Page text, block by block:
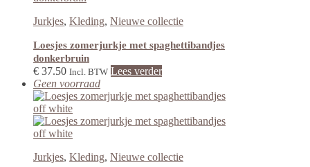
Jurkjes, Kleding, Nieuwe collectie
Loesjes zomerjurkje met spaghettibandjes
donkerbruin
€ 37.50 Incl. BTW Lees verder
Geen voorraad
Jurkjes, Kleding, Nieuwe collectie